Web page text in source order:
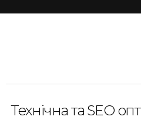
Технічна та SEO